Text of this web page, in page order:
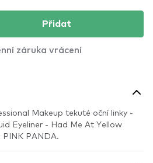
Přidat
záruka vrácení
Makeup tekuté oční linky -
Eyeliner - Had Me At Yellow
PANDA.